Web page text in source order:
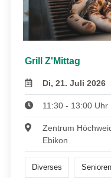
Grill Z'Mittag
Di, 21. Juli 2026
11:30 - 13:00 Uhr
Zentrum
Ebikon
Diverses Senioren